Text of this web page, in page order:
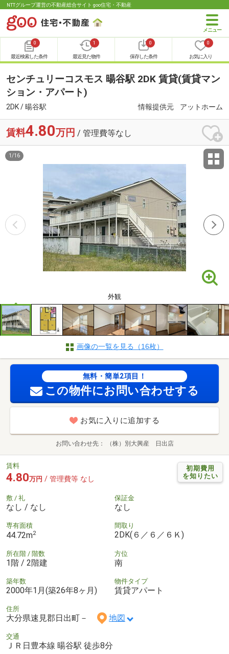
NTTグループ運営の不動産総合サイト goo住宅・不動産
0
最近検索した条件
1
最近見た物件
0
保存した条件
0
お気に入り
センチュリーコスモス 暘谷駅 2DK 賃貸(賃貸マン
ション・アパート)
2DK / 暘谷駅 情報提供元 アットホーム
賃料4.80万円 / 管理費等なし
外観
1 /16
画像の一覧を見る（16枚）
無料・簡単2項目！
この物件にお問い合わせする
お気に入りに追加する
お問い合わせ先 （株）別大興産 日出店
初期費用
を知りたい
賃料
4.80万円 / 管理費等 なし
敷 / 礼
なし / なし
保証金
なし
専有面積
44.72m2
間取り
2DK(６／６／６Ｋ)
所在階 / 階数
1階 / 2階建
方位
南
築年数
2000年1月(築26年8ヶ月)
物件タイプ
賃貸アパート
住所
大分県速見郡日出町－ 地図
交通
ＪＲ日豊本線 暘谷駅 徒歩8分